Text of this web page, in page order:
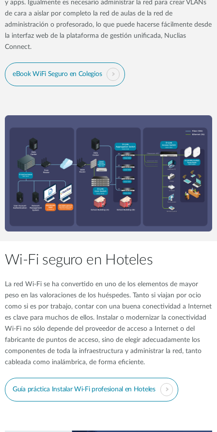
y apps. Igualmente es necesario administrar la red para crear VLANs
de cara a aislar por completo la red de aulas de la red de
administración o profesorado, lo que puede hacerse fácilmente desde
la interfaz web de la plataforma de gestión unificada, Nuclias
Connect.
eBook WiFi Seguro en Colegios
Wi-Fi seguro en Hoteles
La red Wi-Fi se ha convertido en uno de los elementos de mayor
peso en las valoraciones de los huéspedes. Tanto si viajan por ocio
como si es por trabajo, contar con una buena conectividad a Internet
es clave para muchos de ellos. Instalar o modernizar la conectividad
Wi-Fi no sólo depende del proveedor de acceso a Internet o del
fabricante de puntos de acceso, sino de elegir adecuadamente los
componentes de toda la infraestructura y administrar la red, tanto
cableada como inalámbrica, de forma eficiente.
Guía práctica Instalar Wi-Fi profesional en Hoteles